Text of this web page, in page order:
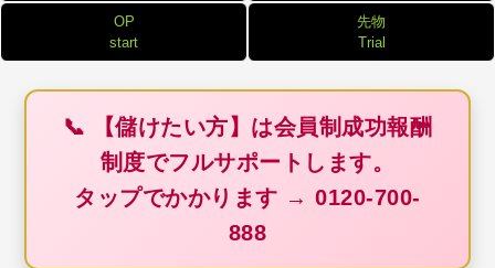
OP
start
先物
Trial
📞 【儲けたい方】は会員制成功報酬
制度でフルサポートします。
タップでかかります → 0120-700-
888